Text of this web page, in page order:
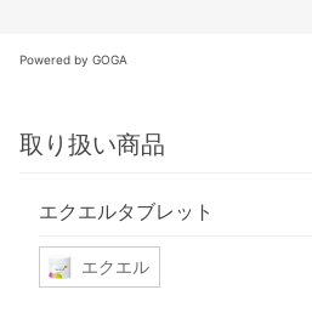
Powered by GOGA
取り扱い商品
エクエルタブレット
エクエル